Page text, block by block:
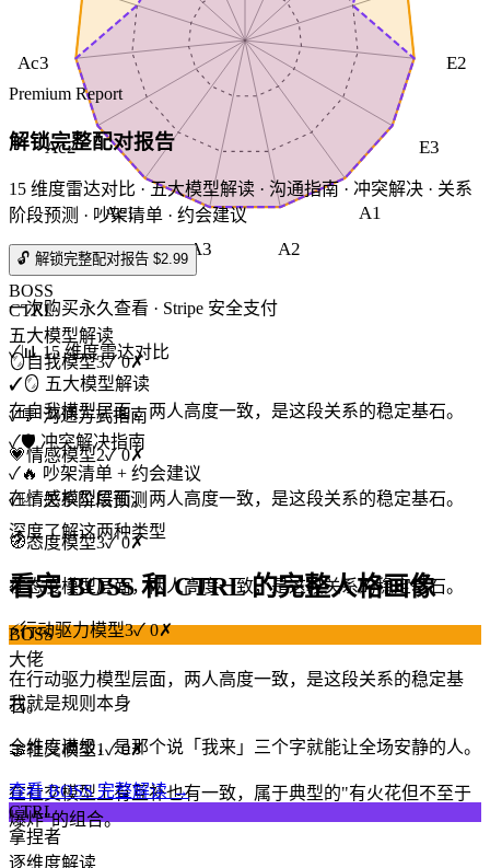
E2
E3
A1
A2
A3
Ac1
Ac2
Ac3
BOSS
CTRL
五大模型解读
🪞自我模型3✓0✗
在自我模型层面，两人高度一致，是这段关系的稳定基石。
💗情感模型2✓0✗
在情感模型层面，两人高度一致，是这段关系的稳定基石。
🧭态度模型3✓0✗
在态度模型层面，两人高度一致，是这段关系的稳定基石。
⚡行动驱力模型3✓0✗
在行动驱力模型层面，两人高度一致，是这段关系的稳定基
石。
🤝社交模型1✓0✗
在社交模型上有互补也有一致，属于典型的"有火花但不至于
爆炸"的组合。
逐维度解读
Premium Report
解锁完整配对报告
15 维度雷达对比 · 五大模型解读 · 沟通指南 · 冲突解决 · 关系
阶段预测 · 吵架清单 · 约会建议
🔓 解锁完整配对报告 $2.99
一次购买永久查看 · Stripe 安全支付
✓📊 15 维度雷达对比
✓🪞 五大模型解读
✓💬 沟通方式指南
✓🛡️ 冲突解决指南
✓🔥 吵架清单 + 约会建议
✓📈 关系阶段预测
深度了解这两种类型
看完 BOSS 和 CTRL 的完整人格画像
BOSS
大佬
我就是规则本身
全维度满级，是那个说「我来」三个字就能让全场安静的人。
查看 BOSS 完整解读 →
CTRL
拿捏者